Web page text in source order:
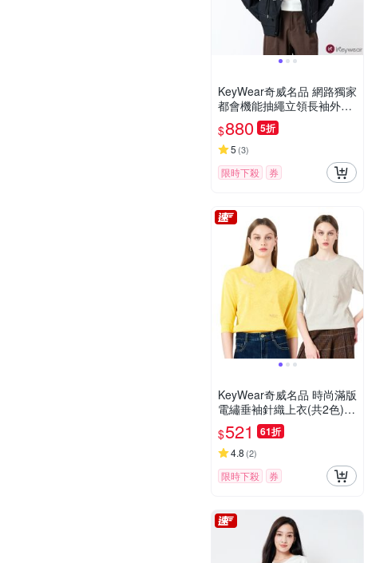
KeyWear奇威名品 網路獨家
都會機能抽繩立領長袖外套
(共3色)-黑色
$880 5折
5 (3)
限時下殺 券
KeyWear奇威名品 時尚滿版
電繡垂袖針織上衣(共2色)-
黃色
$521 61折
4.8 (2)
限時下殺 券